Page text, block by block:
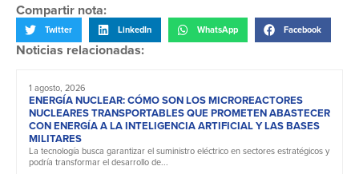
Compartir nota:
Twitter LinkedIn WhatsApp Facebook
Noticias relacionadas:
1 agosto, 2026
ENERGÍA NUCLEAR: CÓMO SON LOS MICROREACTORES
NUCLEARES TRANSPORTABLES QUE PROMETEN ABASTECER
CON ENERGÍA A LA INTELIGENCIA ARTIFICIAL Y LAS BASES
MILITARES
La tecnología busca garantizar el suministro eléctrico en sectores estratégicos y
podría transformar el desarrollo de...